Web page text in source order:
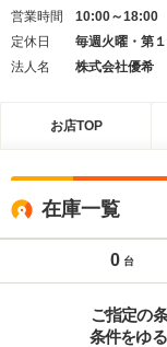
営業時間
10:00～18:00
定休日
毎週火曜・第
法人名
株式会社優希
お店TOP
在庫一覧
0 台
ご指定の
条件をゆ